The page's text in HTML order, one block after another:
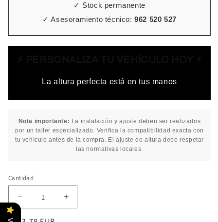
✓ Stock permanente
✓ Asesoramiento técnico:962 520 527
La altura perfecta está en tus manos
Nota importante: La instalación y ajuste deben ser realizados
por un taller especializado. Verifica la compatibilidad exacta con
tu vehículo antes de la compra. El ajuste de altura debe respetar
las normativas locales.
Cantidad
Cantidad
Reducir
cantidad
Aumentar
cantidad